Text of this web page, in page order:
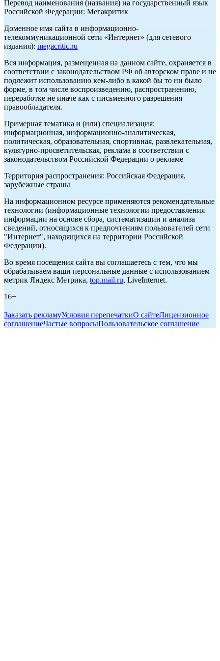
Перевод наименования (названия) на государственный язык
Российской Федерации: Мегакритик
Доменное имя сайта в информационно-
телекоммуникационной сети «Интернет» (для сетевого
издания): megacritic.ru
Вся информация, размещенная на данном сайте, охраняется в
соответствии с законодательством РФ об авторском праве и не
подлежит использованию кем-либо в какой бы то ни было
форме, в том числе воспроизведению, распространению,
переработке не иначе как с письменного разрешения
правообладателя.
Примерная тематика и (или) специализация:
информационная, информационно-аналитическая,
политическая, образовательная, спортивная, развлекательная,
культурно-просветительская, реклама в соответствии с
законодательством Российской Федерации о рекламе
Территория распространения: Российская Федерация,
зарубежные страны
На информационном ресурсе применяются рекомендательные
технологии (информационные технологии предоставления
информации на основе сбора, систематизации и анализа
сведений, относящихся к предпочтениям пользователей сети
"Интернет", находящихся на территории Российской
Федерации).
Во время посещения сайта вы соглашаетесь с тем, что мы
обрабатываем ваши персональные данные с использованием
метрик Яндекс Метрика, top.mail.ru, LiveInternet.
16+
Заказать рекламуУсловия перепечаткиО сайтеЛицензионное
соглашениеЧастые вопросыПользовательское соглашение